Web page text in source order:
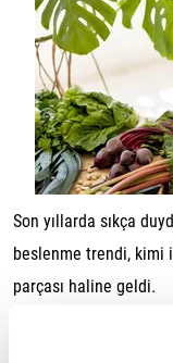
Son yıllarda sıkça
beslenme trendi, kimi
parçası haline geldi.
Peki detoks aslında